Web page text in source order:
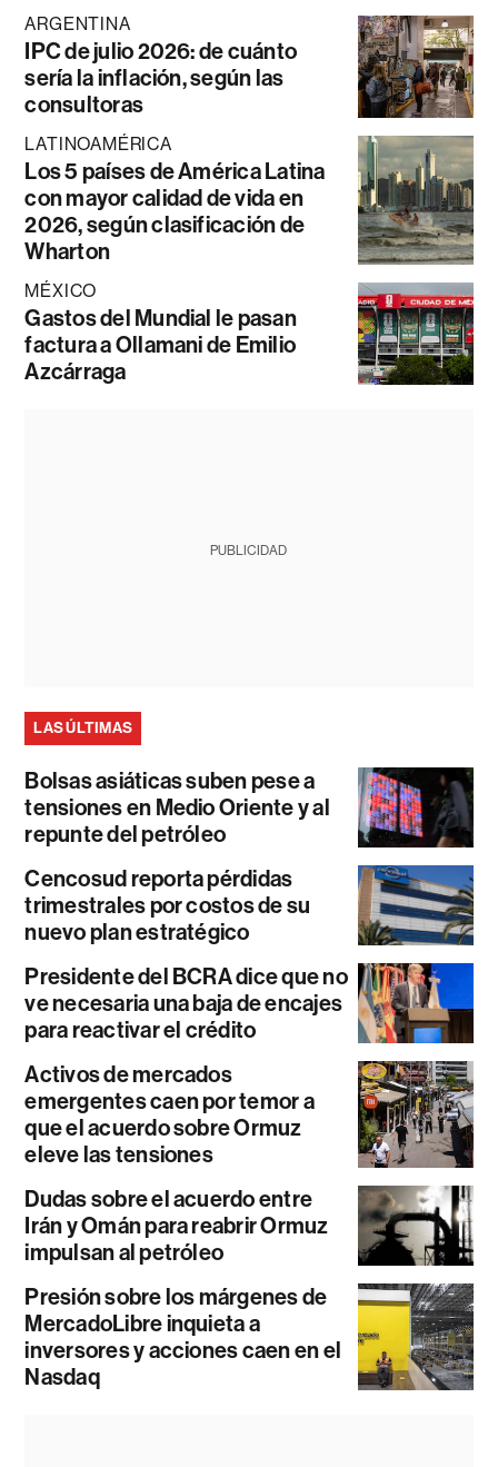
ARGENTINA
IPC de julio 2026: de cuánto
sería la inflación, según las
consultoras
LATINOAMÉRICA
Los 5 países de América Latina
con mayor calidad de vida en
2026, según clasificación de
Wharton
MÉXICO
Gastos del Mundial le pasan
factura a Ollamani de Emilio
Azcárraga
PUBLICIDAD
LAS ÚLTIMAS
Bolsas asiáticas suben pese a
tensiones en Medio Oriente y al
repunte del petróleo
Cencosud reporta pérdidas
trimestrales por costos de su
nuevo plan estratégico
Presidente del BCRA dice que no
ve necesaria una baja de encajes
para reactivar el crédito
Activos de mercados
emergentes caen por temor a
que el acuerdo sobre Ormuz
eleve las tensiones
Dudas sobre el acuerdo entre
Irán y Omán para reabrir Ormuz
impulsan al petróleo
Presión sobre los márgenes de
MercadoLibre inquieta a
inversores y acciones caen en el
Nasdaq